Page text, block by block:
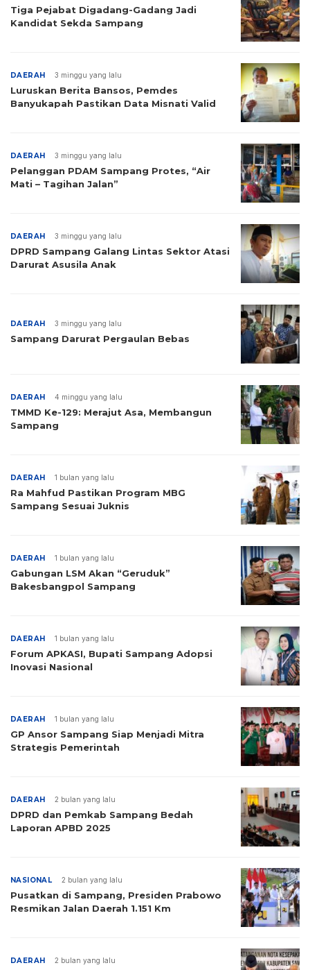
Tiga Pejabat Digadang-Gadang Jadi
Kandidat Sekda Sampang
DAERAH 3 minggu yang lalu
Luruskan Berita Bansos, Pemdes
Banyukapah Pastikan Data Misnati Valid
DAERAH 3 minggu yang lalu
Pelanggan PDAM Sampang Protes, “Air
Mati – Tagihan Jalan”
DAERAH 3 minggu yang lalu
DPRD Sampang Galang Lintas Sektor Atasi
Darurat Asusila Anak
DAERAH 3 minggu yang lalu
Sampang Darurat Pergaulan Bebas
DAERAH 4 minggu yang lalu
TMMD Ke-129: Merajut Asa, Membangun
Sampang
DAERAH 1 bulan yang lalu
Ra Mahfud Pastikan Program MBG
Sampang Sesuai Juknis
DAERAH 1 bulan yang lalu
Gabungan LSM Akan “Geruduk”
Bakesbangpol Sampang
DAERAH 1 bulan yang lalu
Forum APKASI, Bupati Sampang Adopsi
Inovasi Nasional
DAERAH 1 bulan yang lalu
GP Ansor Sampang Siap Menjadi Mitra
Strategis Pemerintah
DAERAH 2 bulan yang lalu
DPRD dan Pemkab Sampang Bedah
Laporan APBD 2025
NASIONAL 2 bulan yang lalu
Pusatkan di Sampang, Presiden Prabowo
Resmikan Jalan Daerah 1.151 Km
DAERAH 2 bulan yang lalu